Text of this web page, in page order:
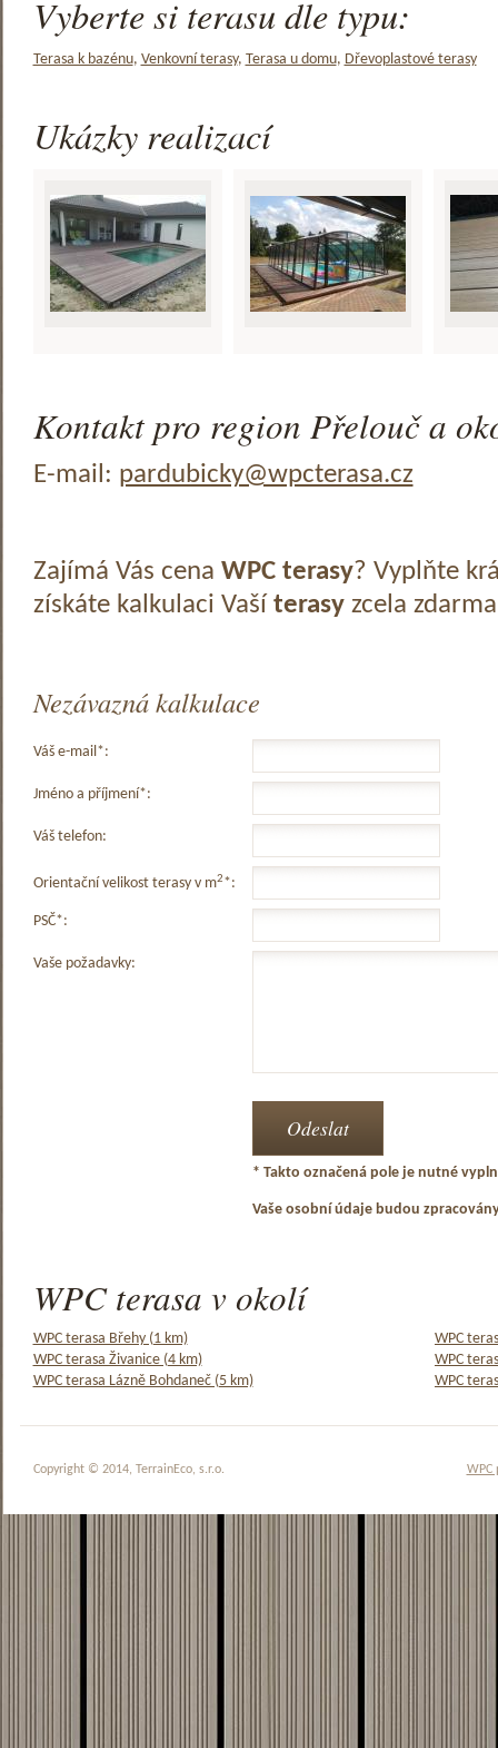
Vyberte si terasu dle typu:
Terasa k bazénu, Venkovní terasy, Terasa u domu, Dřevoplastové terasy
Ukázky realizací
Kontakt pro region Přelouč a
E-mail: pardubicky@wpcterasa.cz
Zajímá Vás cena WPC terasy? Vyplňte
získáte kalkulaci Vaší terasyzcela
Nezávazná kalkulace
Váš e-mail*:
Jméno a příjmení*:
Váš telefon:
Orientační velikost terasy v m2*:
PSČ*:
Vaše požadavky:
* Takto označená pole je nutné
Vaše osobní údaje budou
WPC terasa v okolí
WPC terasa Břehy (1 km)
WPC
WPC terasa Živanice (4 km)
WPC
WPC terasa Lázně Bohdaneč (5 km)
WPC
WPC
Copyright © 2014, TerrainEco, s.r.o.